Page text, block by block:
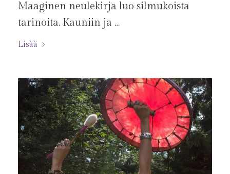
Maaginen neulekirja luo silmukoista
tarinoita. Kauniin ja …
Lisää